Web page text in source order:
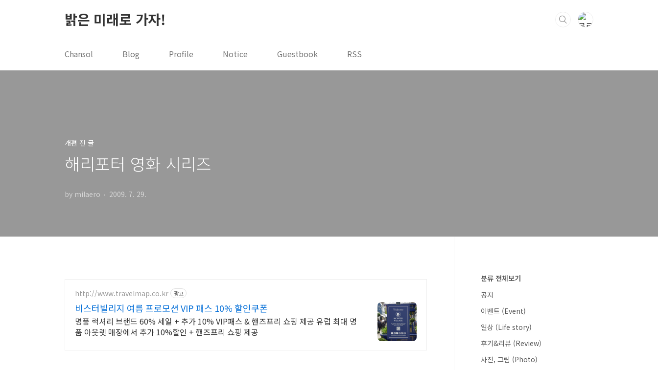
밝은 미래로 가자!
Chansol Blog Profile Notice Guestbook RSS
개편 전 글
해리포터 영화 시리즈
by milaero 2009. 7. 29.
http://www.travelmap.co.kr 광고
비스터빌리지 여름 프로모션 VIP 패스 10% 할인쿠폰
명품 럭셔리 브랜드 60% 세일 + 추가 10% VIP패스 & 핸즈프리 쇼핑 제공 유럽 최대 명
품 아웃렛 매장에서 추가 10%할인 + 핸즈프리 쇼핑 제공
분류 전체보기
공지
이벤트 (Event)
일상 (Life story)
후기&리뷰 (Review)
사진, 그림 (Photo)